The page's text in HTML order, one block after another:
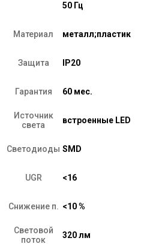
50 Гц
Материал металл;пластик
Защита IP20
Гарантия 60 мес.
Источник
света
встроенные LED
Светодиоды SMD
UGR <16
Снижение п. <10 %
Световой
поток
320 лм